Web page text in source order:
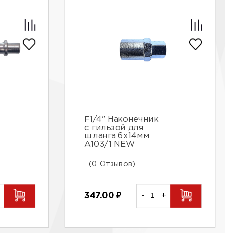
F1/4" Наконечник
с гильзой для
шланга 6х14мм
А103/1 NEW
(0 Отзывов)
347.00₽ - +